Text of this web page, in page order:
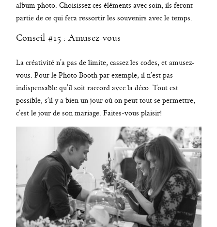
album photo. Choisissez ces éléments avec soin, ils feront
partie de ce qui fera ressortir les souvenirs avec le temps.
Conseil #15 : Amusez-vous
La créativité n’a pas de limite, cassez les codes, et amusez-
vous. Pour le Photo Booth par exemple, il n’est pas
indispensable qu’il soit raccord avec la déco. Tout est
possible, s’il y a bien un jour où on peut tout se permettre,
c’est le jour de son mariage. Faites-vous plaisir!